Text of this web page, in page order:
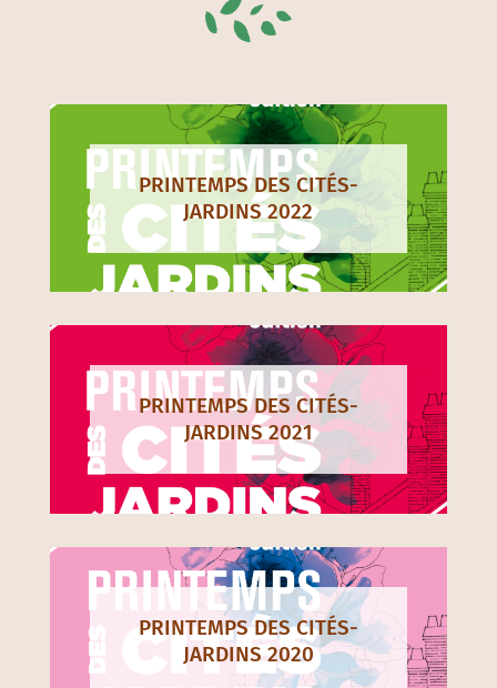
PRINTEMPS DES CITÉS-
JARDINS 2022
PRINTEMPS DES CITÉS-
JARDINS 2021
PRINTEMPS DES CITÉS-
JARDINS 2020